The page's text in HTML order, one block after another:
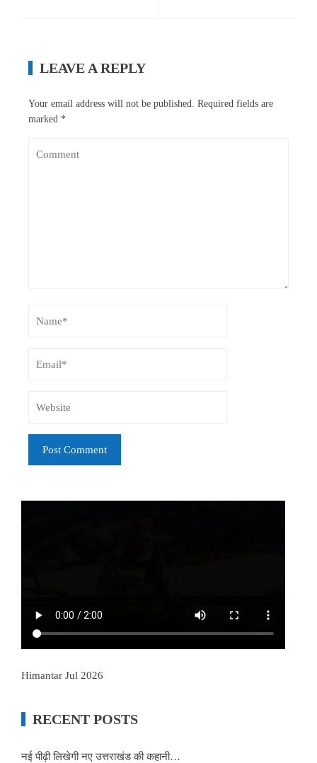
LEAVE A REPLY
Your email address will not be published. Required fields are
marked *
Himantar Jul 2026
RECENT POSTS
नई पीढ़ी लिखेगी नए उत्तराखंड की कहानी…